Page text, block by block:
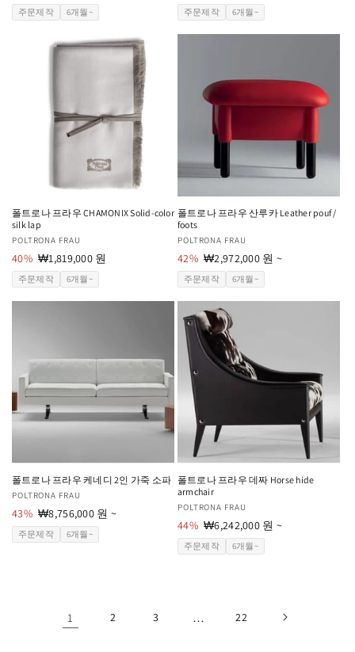
업
체:
인
가
주문제작 6개월~
업
체:
인
가
주문제작 6개월~
폴트로나 프라우 CHAMONIX Solid-color
silk lap
공
급
업
체:
POLTRONA FRAU
40% 할
인
가
₩1,819,000 원
주문제작 6개월~
폴트로나 프라우 산루카 Leather pouf /
foots
공
급
업
체:
POLTRONA FRAU
42% 할
인
가
₩2,972,000 원 ~
주문제작 6개월~
폴트로나 프라우 케네디 2인 가죽 소파
공
급
업
체:
POLTRONA FRAU
43% 할
인
가
₩8,756,000 원 ~
주문제작 6개월~
폴트로나 프라우 데짜 Horse hide
armchair
공
급
업
체:
POLTRONA FRAU
44% 할
인
가
₩6,242,000 원 ~
주문제작 6개월~
1 2 3 … 22